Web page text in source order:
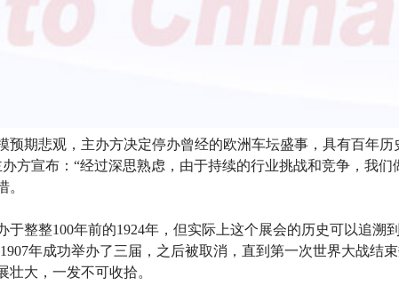
预期悲观，主办方决定停办曾经的欧洲车坛盛事，具有百年
方宣布：“经过深思熟虑，由于持续的行业挑战和竞争，我
。
于整整100年前的1924年，但实际上这个展会的历史可以追溯
年成功举办了三届，之后被取消，直到第一次世界大战结
大，一发不可收拾。